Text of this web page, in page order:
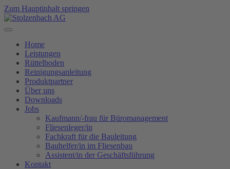
Zum Hauptinhalt springen
Home
Leistungen
Rüttelboden
Reinigungsanleitung
Produktpartner
Über uns
Downloads
Jobs
Kaufmann/-frau für Büromanagement
Fliesenleger/in
Fachkraft für die Bauleitung
Bauhelfer/in im Fliesenbau
Assistent/in der Geschäftsführung
Kontakt